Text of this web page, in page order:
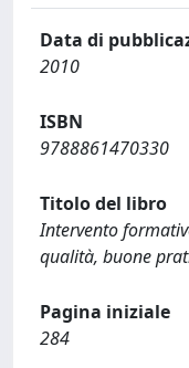
Data di
2010
ISBN
9788861470330
Titolo del libro
Intervento
qualità, buone
Pagina iniziale
284